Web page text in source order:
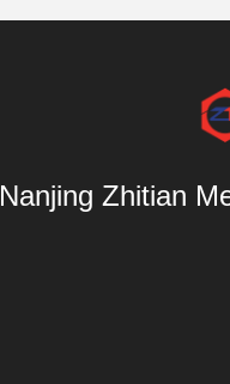
Nanjing Zhitian